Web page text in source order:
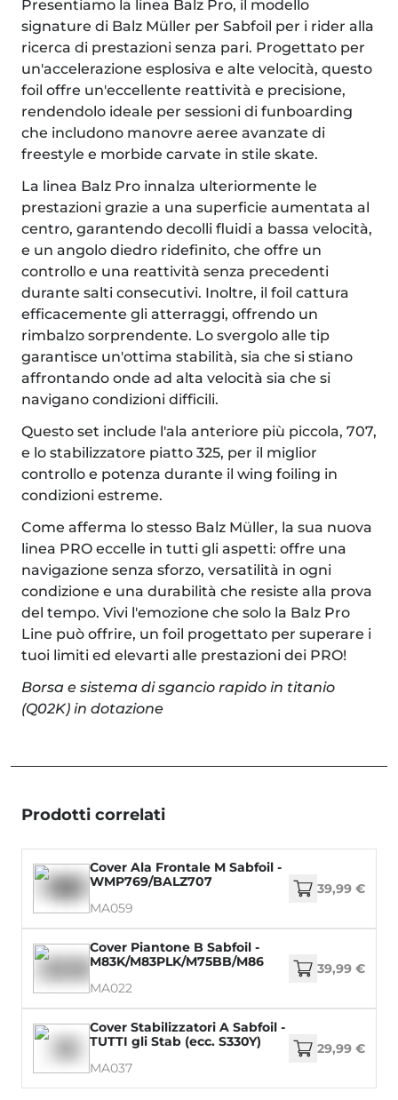
Presentiamo la linea Balz Pro, il modello
signature di Balz Müller per Sabfoil per i rider alla
ricerca di prestazioni senza pari. Progettato per
un'accelerazione esplosiva e alte velocità, questo
foil offre un'eccellente reattività e precisione,
rendendolo ideale per sessioni di funboarding
che includono manovre aeree avanzate di
freestyle e morbide carvate in stile skate.
La linea Balz Pro innalza ulteriormente le
prestazioni grazie a una superficie aumentata al
centro, garantendo decolli fluidi a bassa velocità,
e un angolo diedro ridefinito, che offre un
controllo e una reattività senza precedenti
durante salti consecutivi. Inoltre, il foil cattura
efficacemente gli atterraggi, offrendo un
rimbalzo sorprendente. Lo svergolo alle tip
garantisce un'ottima stabilità, sia che si stiano
affrontando onde ad alta velocità sia che si
navigano condizioni difficili.
Questo set include l'ala anteriore più piccola, 707,
e lo stabilizzatore piatto 325, per il miglior
controllo e potenza durante il wing foiling in
condizioni estreme.
Come afferma lo stesso Balz Müller, la sua nuova
linea PRO eccelle in tutti gli aspetti: offre una
navigazione senza sforzo, versatilità in ogni
condizione e una durabilità che resiste alla prova
del tempo. Vivi l'emozione che solo la Balz Pro
Line può offrire, un foil progettato per superare i
tuoi limiti ed elevarti alle prestazioni dei PRO!
Borsa e sistema di sgancio rapido in titanio
(Q02K) in dotazione
Prodotti correlati
Cover Ala Frontale M Sabfoil -
WMP769/BALZ707
MA059
39,99 €
Cover Piantone B Sabfoil -
M83K/M83PLK/M75BB/M86
MA022
39,99 €
Cover Stabilizzatori A Sabfoil -
TUTTI gli Stab (ecc. S330Y)
MA037
29,99 €